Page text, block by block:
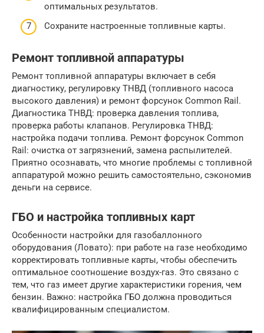
оптимальных результатов.
Сохраните настроенные топливные карты.
Ремонт топливной аппаратуры
Ремонт топливной аппаратуры включает в себя
диагностику, регулировку ТНВД (топливного насоса
высокого давления) и ремонт форсунок Common Rail.
Диагностика ТНВД: проверка давления топлива,
проверка работы клапанов. Регулировка ТНВД:
настройка подачи топлива. Ремонт форсунок Common
Rail: очистка от загрязнений, замена распылителей.
Приятно осознавать, что многие проблемы с топливной
аппаратурой можно решить самостоятельно, сэкономив
деньги на сервисе.
ГБО и настройка топливных карт
Особенности настройки для газобаллонного
оборудования (Ловато): при работе на газе необходимо
корректировать топливные карты, чтобы обеспечить
оптимальное соотношение воздух-газ. Это связано с
тем, что газ имеет другие характеристики горения, чем
бензин. Важно: настройка ГБО должна проводиться
квалифицированным специалистом.